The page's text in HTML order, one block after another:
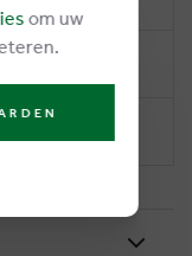
om uw